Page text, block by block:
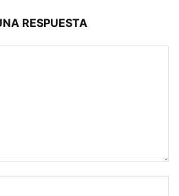
RESPUESTA